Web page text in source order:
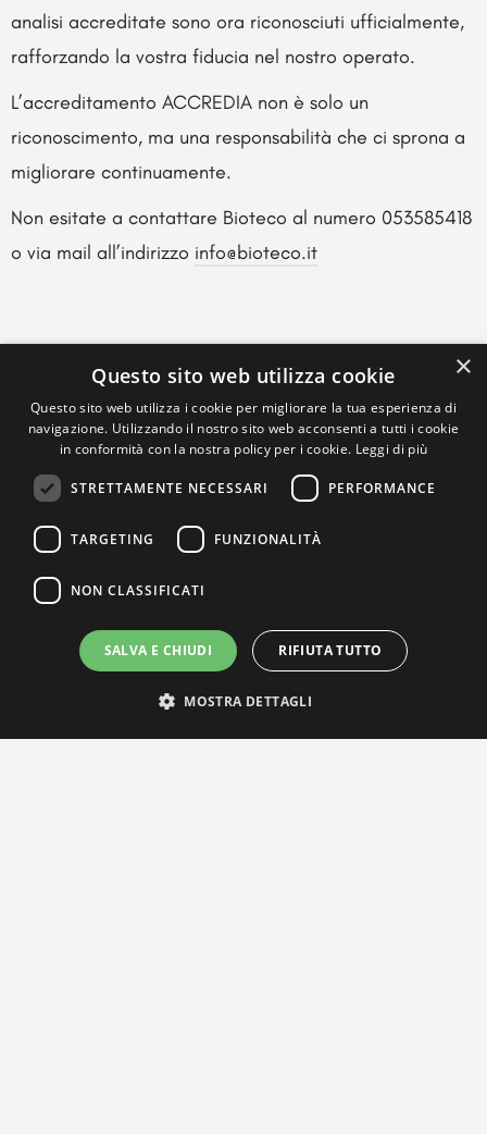
analisi accreditate sono ora riconosciuti ufficialmente,
rafforzando la vostra fiducia nel nostro operato.
L’accreditamento ACCREDIA non è solo un
riconoscimento, ma una responsabilità che ci sprona a
migliorare continuamente.
Non esitate a contattare Bioteco al numero 053585418
o via mail all’indirizzo info@bioteco.it
×
Questo sito web utilizza cookie
Questo sito web utilizza i cookie per migliorare la tua esperienza di
navigazione. Utilizzando il nostro sito web acconsenti a tutti i cookie
in conformità con la nostra policy per i cookie. Leggi di più
STRETTAMENTE NECESSARI PERFORMANCE
TARGETING FUNZIONALITÀ
NON CLASSIFICATI
SALVA E CHIUDI RIFIUTA TUTTO
MOSTRA DETTAGLI